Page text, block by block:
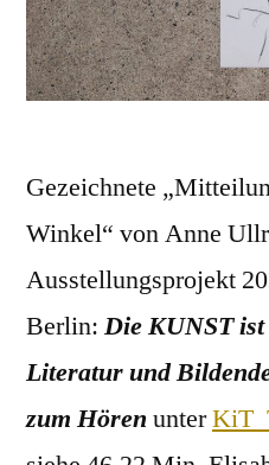
Gezeichnete
Winkel“ von Anne
Ausstellungsprojekt
Berlin: Die KUNST
Literatur und
zum Hören unter